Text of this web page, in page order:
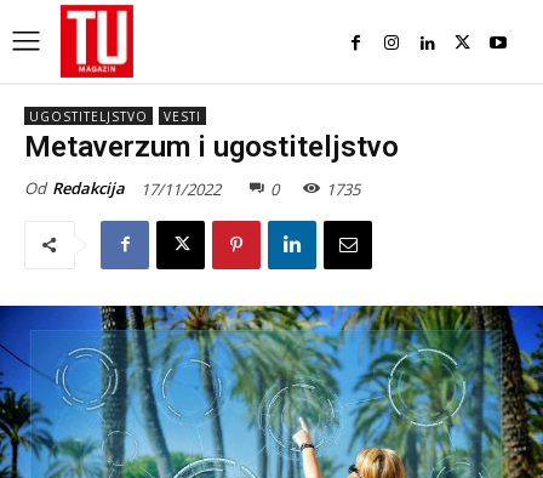
UGOSTITELJSTVO VESTI
Metaverzum i ugostiteljstvo
Od Redakcija 17/11/2022 0 1735